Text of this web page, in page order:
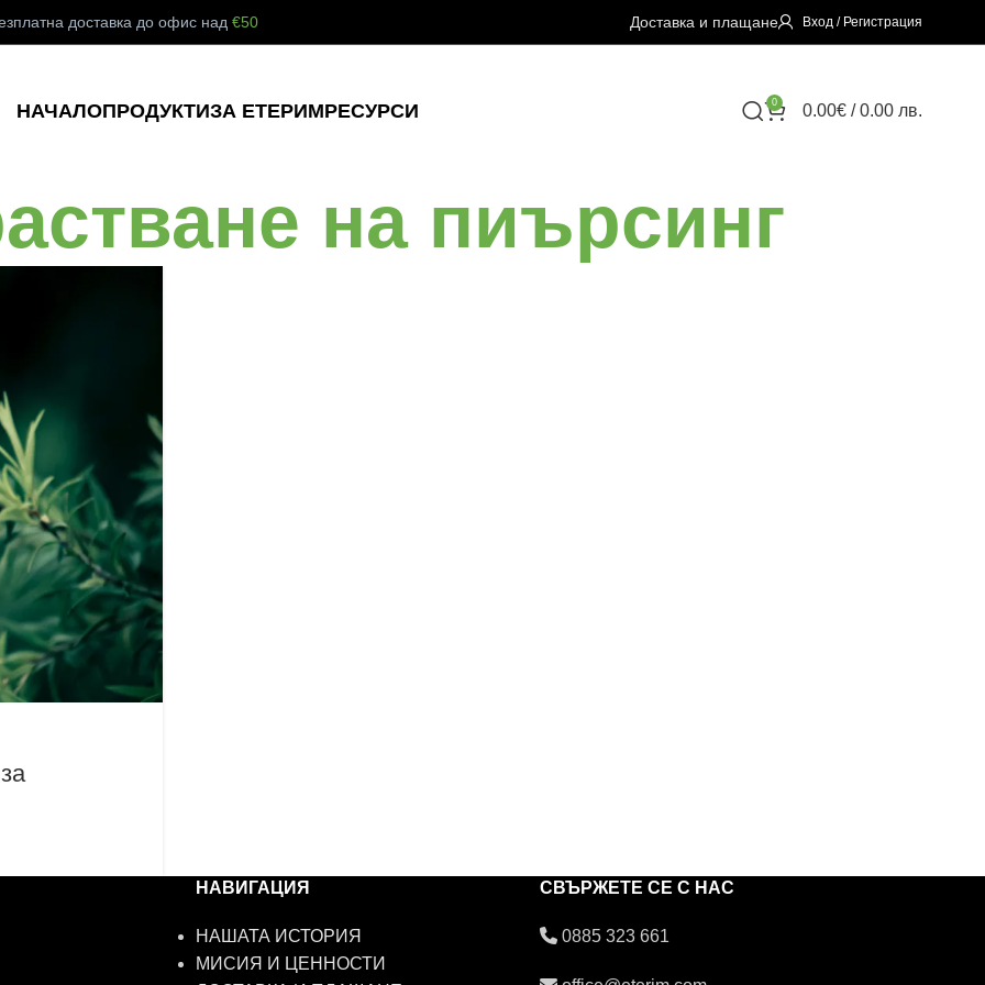
доставка до офис над€50 Доставка и плащане Вход / Регистрация
НАЧАЛОПРОДУКТИЗА ЕТЕРИМРЕСУРСИ 0 0.00€/ 0.00 лв.
на пиърсинг
НАВИГАЦИЯ
НАШАТА ИСТОРИЯ
МИСИЯ И ЦЕННОСТИ
СВЪРЖЕТЕ СЕ С НАС
0885 323 661